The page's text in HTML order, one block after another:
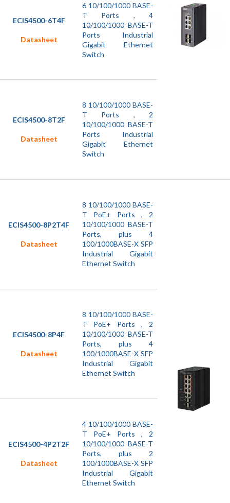
ECIS4500-6T4F
Datasheet
6 10/100/1000 BASE-
T Ports , 4
10/100/1000 BASE-T
Ports Industrial
Gigabit Ethernet
Switch
ECIS4500-8T2F
Datasheet
8 10/100/1000 BASE-
T Ports , 2
10/100/1000 BASE-T
Ports Industrial
Gigabit Ethernet
Switch
ECIS4500-8P2T4F
Datasheet
8 10/100/1000 BASE-
T PoE+ Ports , 2
10/100/1000 BASE-T
Ports, plus 4
100/1000BASE-X SFP
Industrial Gigabit
Ethernet Switch
ECIS4500-8P4F
Datasheet
8 10/100/1000 BASE-
T PoE+ Ports , 2
10/100/1000 BASE-T
Ports, plus 4
100/1000BASE-X SFP
Industrial Gigabit
Ethernet Switch
ECIS4500-4P2T2F
Datasheet
4 10/100/1000 BASE-
T PoE+ Ports , 2
10/100/1000 BASE-T
Ports, plus 2
100/1000BASE-X SFP
Industrial Gigabit
Ethernet Switch